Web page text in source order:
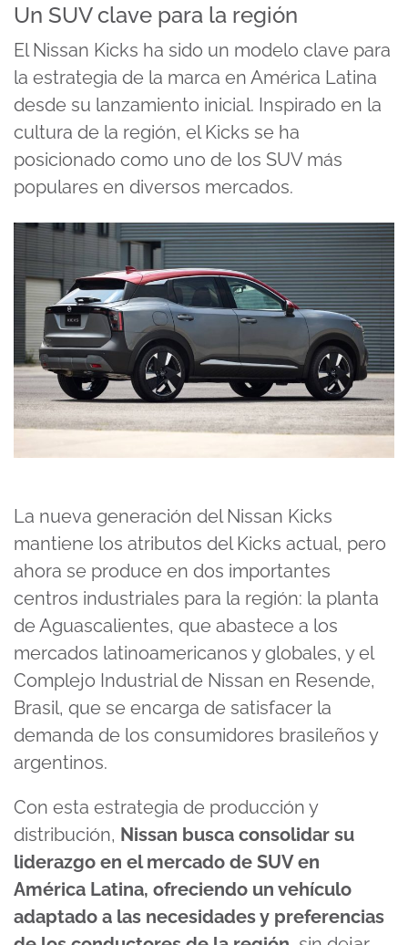
Un SUV clave para la región
El Nissan Kicks ha sido un modelo clave para
la estrategia de la marca en América Latina
desde su lanzamiento inicial. Inspirado en la
cultura de la región, el Kicks se ha
posicionado como uno de los SUV más
populares en diversos mercados.
La nueva generación del Nissan Kicks
mantiene los atributos del Kicks actual, pero
ahora se produce en dos importantes
centros industriales para la región: la planta
de Aguascalientes, que abastece a los
mercados latinoamericanos y globales, y el
Complejo Industrial de Nissan en Resende,
Brasil, que se encarga de satisfacer la
demanda de los consumidores brasileños y
argentinos.
Con esta estrategia de producción y
distribución, Nissan busca consolidar su
liderazgo en el mercado de SUV en
América Latina, ofreciendo un vehículo
adaptado a las necesidades y preferencias